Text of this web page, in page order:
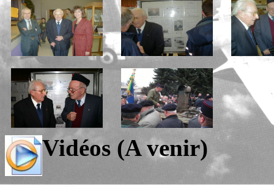
Vidéos (A venir)